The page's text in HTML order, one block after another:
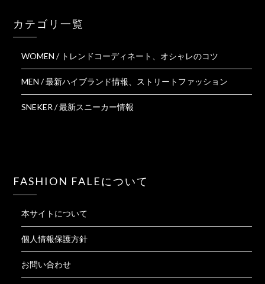
カテゴリ一覧
WOMEN / トレンドコーディネート、オシャレのコツ
MEN / 最新ハイブランド情報、ストリートファッション
SNEKER / 最新スニーカー情報
FASHION FALEについて
本サイトについて
個人情報保護方針
お問い合わせ